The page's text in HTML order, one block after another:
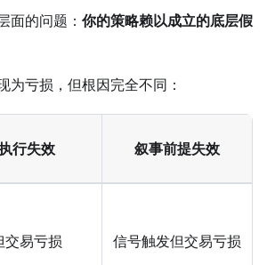
面的问题： 你的策略赖以成立的底层假
为亏损，但根因完全不同：
行失效 叙事前提失效
交易亏损 信号触发但交易亏损